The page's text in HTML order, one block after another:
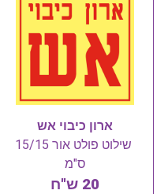
ארון כיבוי אש
שילוט פולט אור 15/15
ס"מ
20 ש"ח